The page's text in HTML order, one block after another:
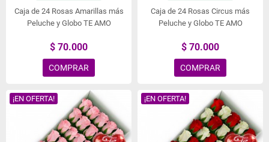
Caja de 24 Rosas Amarillas más
Peluche y Globo TE AMO
$ 70.000
COMPRAR
Caja de 24 Rosas Circus más
Peluche y Globo TE AMO
$ 70.000
COMPRAR
¡EN OFERTA! ¡EN OFERTA!